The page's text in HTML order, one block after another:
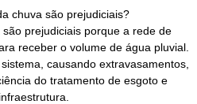
chuva são prejudiciais?
prejudiciais porque a rede de
receber o volume de água pluvial.
causando extravasamentos,
do tratamento de esgoto e